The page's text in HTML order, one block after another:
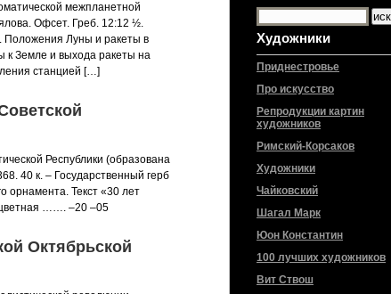
Художники
Приднестровье
Про искусство
Репродукции картин
художников
Римский-Корсаков
Художники
Чайковский
Шагал Марк
Юон Константин
100 лучших художников
Вит Ствош
межпланетной
Офсет. Греб. 12:12 ½.
Положения Луны и ракеты в
к Земле и выхода ракеты на
станцией […]
Республики (образована
40 к. – Государственный герб
орнамента. Текст «30 лет
……. –20 –05
Октябрьской